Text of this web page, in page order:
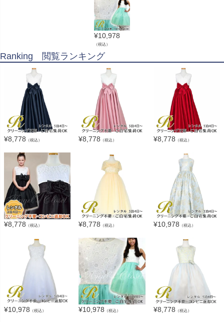
¥10,978
（税込）
Ranking 閲覧ランキング
¥8,778 （税込） ¥8,778 （税込） ¥8,778 （税込）
¥8,778 （税込） ¥8,778 （税込） ¥10,978 （税込）
¥10,978 （税込） ¥10,978 （税込） ¥8,778 （税込）